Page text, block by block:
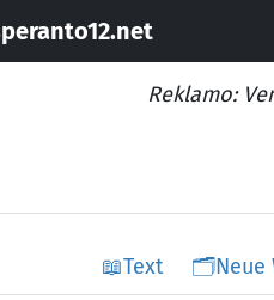
Reklamo:
📖Text 🗂️Neue